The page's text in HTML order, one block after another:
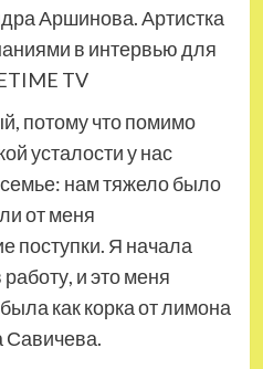
Аршинова. Артистка
в интервью для
TV
потому что помимо
усталости у нас
нам тяжело было
от меня
поступки. Я начала
и это меня
как корка от лимона
Савичева.